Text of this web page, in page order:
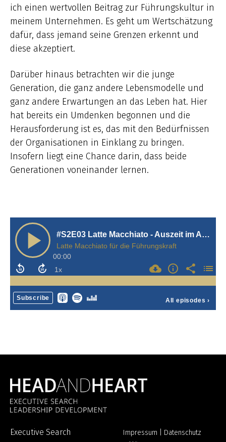
ich einen wertvollen Beitrag zur Führungskultur in
meinem Unternehmen. Es geht um Wertschätzung
dafür, dass jemand seine Grenzen erkennt und
diese akzeptiert.
Darüber hinaus betrachten wir die junge
Generation, die ganz andere Lebensmodelle und
ganz andere Erwartungen an das Leben hat. Hier
hat bereits ein Umdenken begonnen und die
Herausforderung ist es, das mit den Bedürfnissen
der Organisationen in Einklang zu bringen.
Insofern liegt eine Chance darin, dass beide
Generationen voneinander lernen.
Executive Search Impressum
Datenschutz